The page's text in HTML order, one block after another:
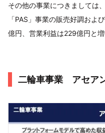
その他の事業につきましては
「PAS」事業の販売好調およ
億円、営業利益は229億円と増
二輪車事業 アセア